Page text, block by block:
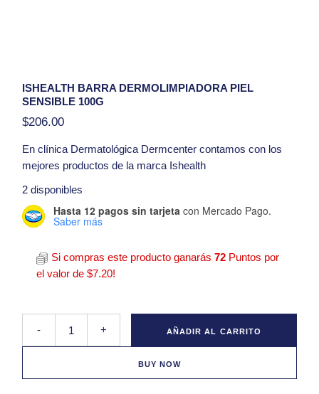
ISHEALTH BARRA DERMOLIMPIADORA PIEL
SENSIBLE 100G
$206.00
En clínica Dermatológica Dermcenter contamos con los
mejores productos de la marca Ishealth
Presentación
Hola, tengo una duda con respecto al producto
Ishealth Barra Dermolimpiadora Piel Sensible 100g
2 disponibles
Hasta 12 pagos sin tarjeta con Mercado Pago.
Saber más
Si compras este producto ganarás72 Puntos por
el valor de$7.20!
Ishealth Barra Dermolimpiadora Piel Sensible 100g quantity
-
+ AÑADIR AL CARRITO
BUY NOW